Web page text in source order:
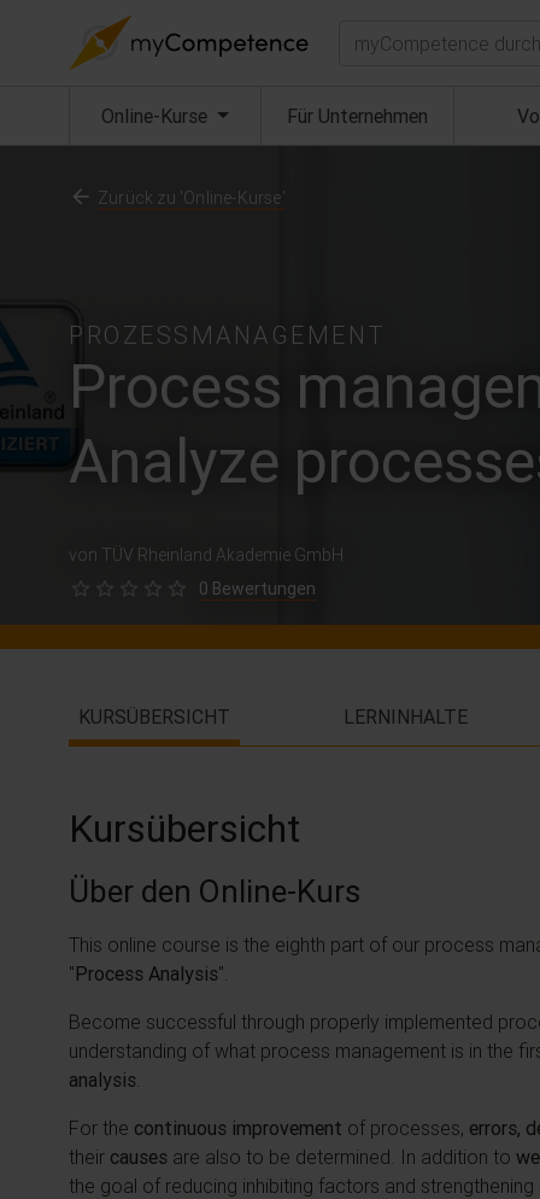
Suchen
Online-Kurse (aktuell) Für Unternehmen
PROZESSMANAGEMENT
Process
Analyze
von TÜV Rheinland Akademie GmbH
0 Bewertungen
Zurück zu 'Online-Kurse'
KURSÜBERSICHT LERNINHALTE
Kursübersicht
Über den Online-Kurs
This online course is the eighth part of our process
"Process Analysis".
Become successful through properly implemented
understanding of what process management is in the
analysis.
For the continuous improvement of processes, errors,
their causes are also to be determined. In addition to
the goal of reducing inhibiting factors and